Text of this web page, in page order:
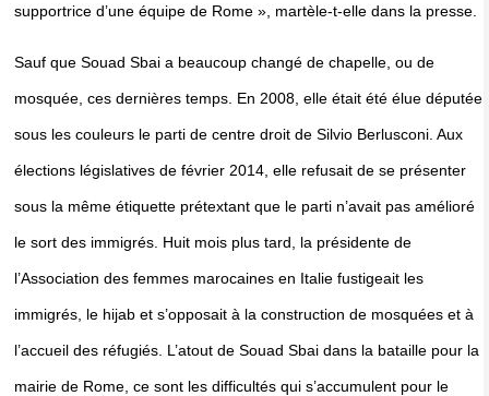
supportrice d’une équipe de Rome », martèle-t-elle dans la presse.
Sauf que Souad Sbai a beaucoup changé de chapelle, ou de
mosquée, ces dernières temps. En 2008, elle était été élue députée
sous les couleurs le parti de centre droit de Silvio Berlusconi. Aux
élections législatives de février 2014, elle refusait de se présenter
sous la même étiquette prétextant que le parti n’avait pas amélioré
le sort des immigrés. Huit mois plus tard, la présidente de
l’Association des femmes marocaines en Italie fustigeait les
immigrés, le hijab et s’opposait à la construction de mosquées et à
l’accueil des réfugiés. L’atout de Souad Sbai dans la bataille pour la
mairie de Rome, ce sont les difficultés qui s’accumulent pour le